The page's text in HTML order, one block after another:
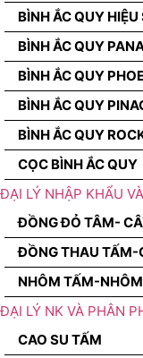
BÌNH ẮC QUY HIỆU
BÌNH ẮC QUY
BÌNH ẮC QUY
BÌNH ẮC QUY
BÌNH ẮC QUY
CỌC BÌNH ẮC QUY
ĐẠI LÝ NHẬP KHẨU
ĐỒNG ĐỎ TÂM-
ĐỒNG THAU TẤM-
NHÔM TẤM-
ĐẠI LÝ NK VÀ PHÂN
CAO SU TẤM